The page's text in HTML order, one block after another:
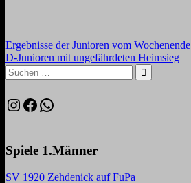
Beitragsnavigation
Vorheriger
Beitrag:
Ergebnisse der Junioren vom Wochenende
Nächster
Beitrag:
D-Junioren mit ungefährdeten Heimsieg
Suchen
nach:
Suchen
Instagram
Facebook
WhatsApp
Spiele 1.Männer
SV 1920 Zehdenick auf FuPa